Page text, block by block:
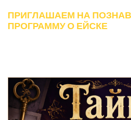
ПРИГЛАШАЕМ НА
ПРОГРАММУ О ЕЙСКЕ